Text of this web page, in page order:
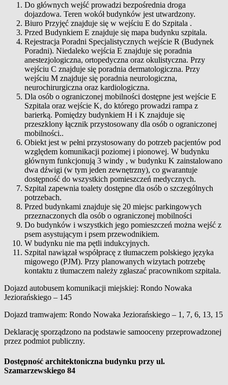
Do głównych wejść prowadzi bezpośrednia droga
dojazdowa. Teren wokół budynków jest utwardzony.
Biuro Przyjęć znajduje się w wejściu E do Szpitala .
Przed Budynkiem E znajduje się mapa budynku szpitala.
Rejestracja Poradni Specjalistycznych wejście R (Budynek
Poradni). Niedaleko wejścia E znajduje się poradnia
anestezjologiczna, ortopedyczna oraz okulistyczna. Przy
wejściu C znajduje się poradnia dermatologiczna. Przy
wejściu M znajduje się poradnia neurologiczna,
neurochirurgiczna oraz kardiologiczna.
Dla osób o ograniczonej mobilności dostępne jest wejście E
Szpitala oraz wejście K, do którego prowadzi rampa z
barierką. Pomiędzy budynkiem H i K znajduje się
przeszklony łącznik przystosowany dla osób o ograniczonej
mobilności..
Obiekt jest w pełni przystosowany do potrzeb pacjentów pod
względem komunikacji poziomej i pionowej. W budynku
głównym funkcjonują 3 windy , w budynku K zainstalowano
dwa dźwigi (w tym jeden zewnętrzny), co gwarantuje
dostępność do wszystkich pomieszczeń medycznych.
Szpital zapewnia toalety dostępne dla osób o szczególnych
potrzebach.
Przed budynkami znajduje się 20 miejsc parkingowych
przeznaczonych dla osób o ograniczonej mobilności
Do budynków i wszystkich jego pomieszczeń można wejść z
psem asystującym i psem przewodnikiem.
W budynku nie ma pętli indukcyjnych.
Szpital nawiązał współpracę z tłumaczem polskiego języka
migowego (PJM). Przy planowanych wizytach potrzebę
kontaktu z tłumaczem należy zgłaszać pracownikom szpitala.
Dojazd autobusem komunikacji miejskiej: Rondo Nowaka
Jeziorańskiego – 145
Dojazd tramwajem: Rondo Nowaka Jeziorańskiego – 1, 7, 6, 13, 15
Deklarację sporządzono na podstawie samooceny przeprowadzonej
przez podmiot publiczny.
Dostępność architektoniczna budynku przy ul.
Szamarzewskiego 84